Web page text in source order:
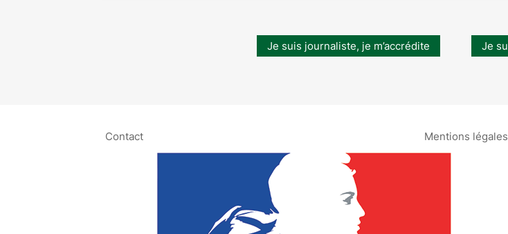
Je suis journaliste, je m’accrédite Je
Contact Mentions légales